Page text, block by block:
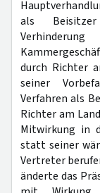
als
durch Richter
seiner
Verfahren als
Richter am
Mitwirkung in
statt seiner
Vertreter
änderte das